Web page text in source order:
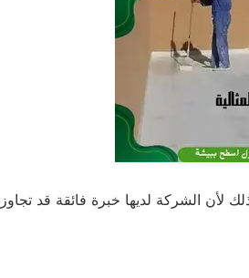
الشركة لديها خبرة فائقة قد تجاوزت 15